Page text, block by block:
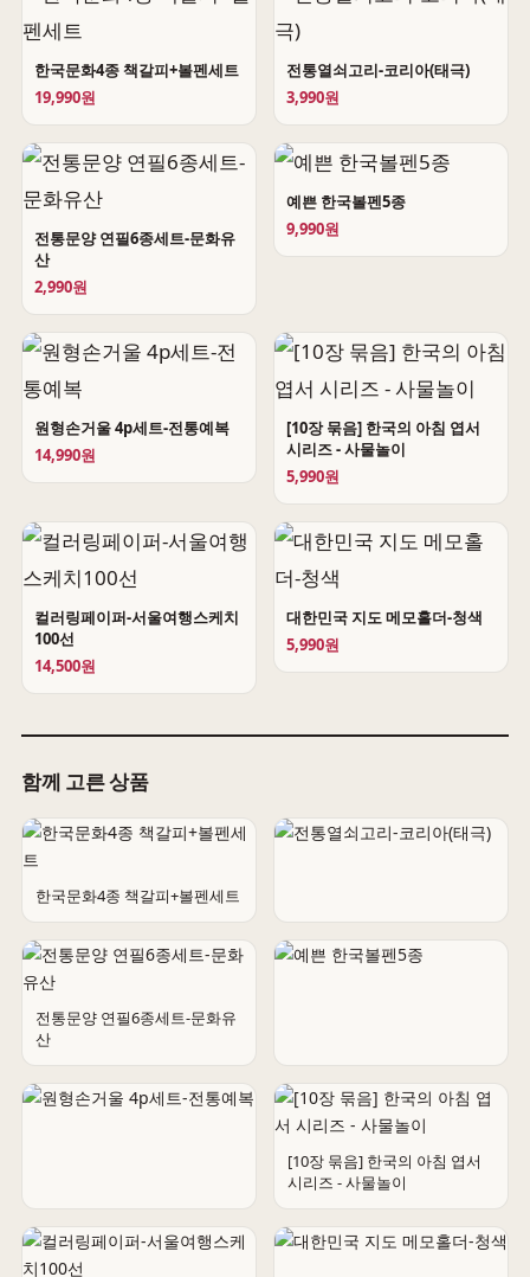
한국문화4종 책갈피+볼펜세트
19,990원
전통열쇠고리-코리아(태극)
3,990원
전통문양 연필6종세트-문화유
산
2,990원
예쁜 한국볼펜5종
9,990원
원형손거울 4p세트-전통예복
14,990원
[10장 묶음] 한국의 아침 엽서
시리즈 - 사물놀이
5,990원
컬러링페이퍼-서울여행스케치
100선
14,500원
대한민국 지도 메모홀더-청색
5,990원
함께 고른 상품
한국문화4종 책갈피+볼펜세트
전통열쇠고리-코리아(태극)
전통문양 연필6종세트-문화유
산
예쁜 한국볼펜5종
원형손거울 4p세트-전통예복
[10장 묶음] 한국의 아침 엽서
시리즈 - 사물놀이